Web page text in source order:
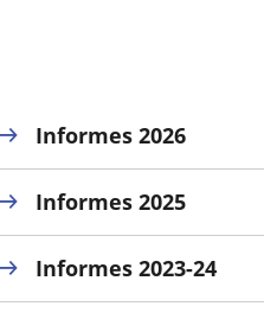
Informes 2026
Informes 2025
Informes 2023-24